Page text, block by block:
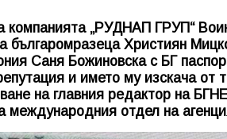
компанията „РУДНАП ГРУП“
българомразеца Християн
Саня Божиновска с БГ
и името му изскача от
на главния редактор на
международния отдел на